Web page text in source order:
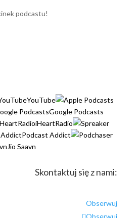
podcastu!
YouTube
Google Podcasts
iHeartRadio
Podcast Addict
Jio Saavn
Skontaktuj się z nami:
Obserwuj
Obserwuj